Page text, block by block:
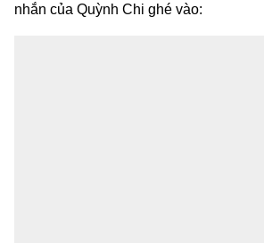
nhắn của Quỳnh Chi ghé vào: